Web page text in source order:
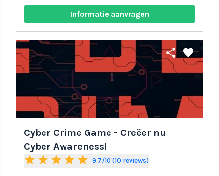
Informatie aanvragen
share favorite
Cyber Crime Game - Creëer nu
Cyber Awareness!
star star star star star 9.7/10 (10 reviews)